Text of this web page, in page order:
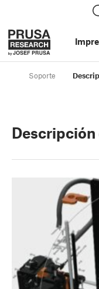
Soporte
Descripción